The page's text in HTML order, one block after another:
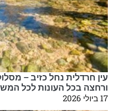
עין חרדלית נחל כזיב –
ורחצה בכל העונות לכל
17 ביולי 2026